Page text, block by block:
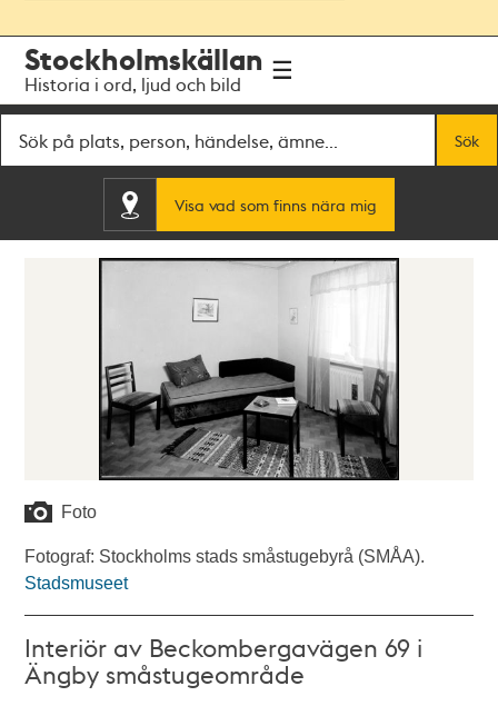
navigationen
huvudinnehållet
Stockholmskällan
Historia i ord, ljud och bild
Sök
Visa vad som finns nära mig
Foto
Fotograf: Stockholms stads småstugebyrå (SMÅA).
Stadsmuseet
Interiör av Beckombergavägen 69 i
Ängby småstugeområde